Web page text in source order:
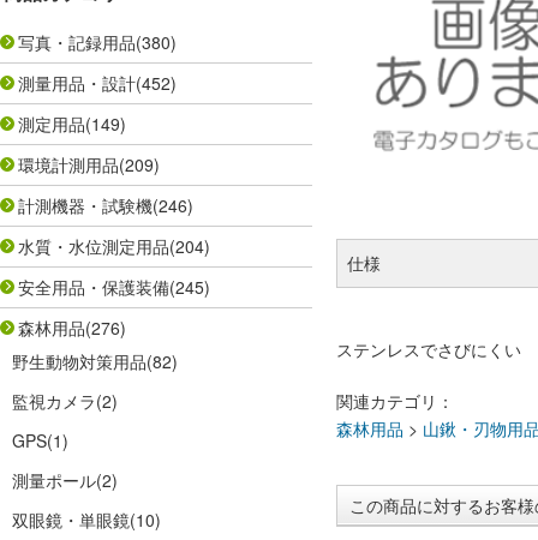
写真・記録用品(380)
測量用品・設計(452)
測定用品(149)
環境計測用品(209)
計測機器・試験機(246)
水質・水位測定用品(204)
安全用品・保護装備(245)
森林用品(276)
野生動物対策用品(82)
監視カメラ(2)
GPS(1)
測量ポール(2)
双眼鏡・単眼鏡(10)
仕様
ステンレスでさびにくい
関連カテゴリ：
森林用品 > 山鍬・刃物用
この商品に対するお客